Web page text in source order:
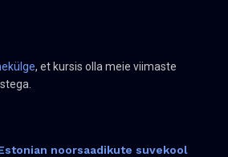
, et kursis olla meie viimaste
noorsaadikute suvekool